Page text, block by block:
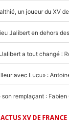
ACTUS XV DE FRANCE